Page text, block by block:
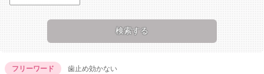
フリーワード 歯止め効かない